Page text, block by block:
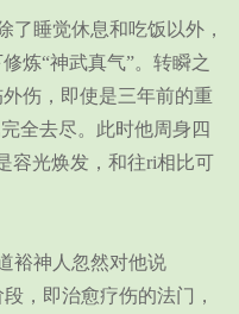
睡觉休息和吃饭以外，
炼“神武真气”。转瞬之
伤，即使是三年前的重
全去尽。此时他周身四
容光焕发，和往ri相比可
裕神人忽然对他说
，即治愈疗伤的法门，